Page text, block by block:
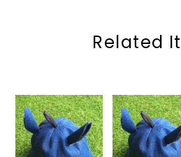
Related